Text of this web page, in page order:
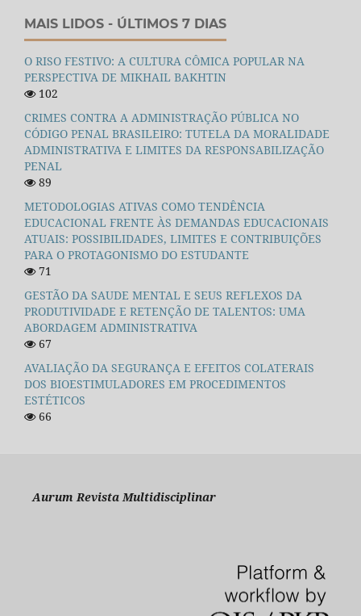
MAIS LIDOS - ÚLTIMOS 7 DIAS
O RISO FESTIVO: A CULTURA CÔMICA POPULAR NA
PERSPECTIVA DE MIKHAIL BAKHTIN
102
CRIMES CONTRA A ADMINISTRAÇÃO PÚBLICA NO
CÓDIGO PENAL BRASILEIRO: TUTELA DA MORALIDADE
ADMINISTRATIVA E LIMITES DA RESPONSABILIZAÇÃO
PENAL
89
METODOLOGIAS ATIVAS COMO TENDÊNCIA
EDUCACIONAL FRENTE ÀS DEMANDAS EDUCACIONAIS
ATUAIS: POSSIBILIDADES, LIMITES E CONTRIBUIÇÕES
PARA O PROTAGONISMO DO ESTUDANTE
71
GESTÃO DA SAUDE MENTAL E SEUS REFLEXOS DA
PRODUTIVIDADE E RETENÇÃO DE TALENTOS: UMA
ABORDAGEM ADMINISTRATIVA
67
AVALIAÇÃO DA SEGURANÇA E EFEITOS COLATERAIS
DOS BIOESTIMULADORES EM PROCEDIMENTOS
ESTÉTICOS
66
Aurum Revista Multidisciplinar